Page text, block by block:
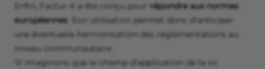
Enfin, Factur-X a été conçu pour répondre aux normes
européennes. Son utilisation permet donc d’anticiper
une éventuelle harmonisation des réglementations au
niveau communautaire.
💡 Imaginons que le champ d’application de la loi